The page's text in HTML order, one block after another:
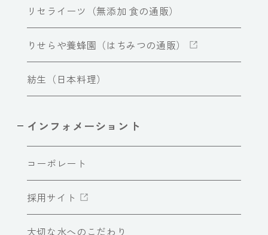
リセライーツ（無添加 食の通販）
りせらや養蜂園（はちみつの通販）
紡生（日本料理）
インフォメーショント
コーポレート
採用サイト
大切な水へのこだわり